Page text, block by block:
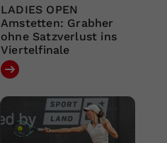
LADIES OPEN
Amstetten: Grabher
ohne Satzverlust ins
Viertelfinale